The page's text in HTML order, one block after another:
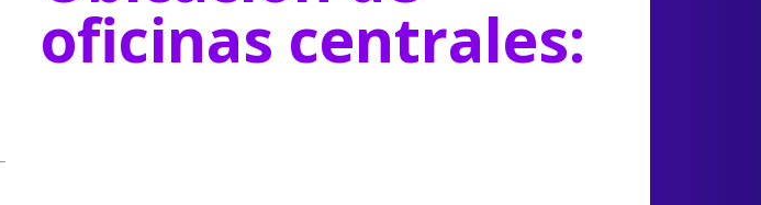
oficinas centrales: